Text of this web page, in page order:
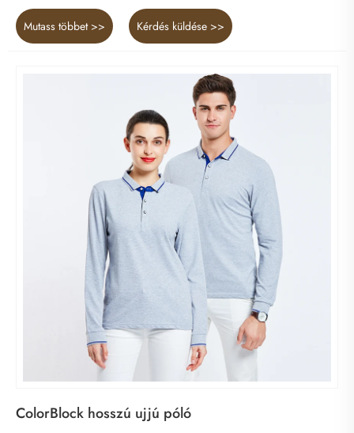
Mutass többet >> Kérdés küldése >>
ColorBlock hosszú ujjú póló